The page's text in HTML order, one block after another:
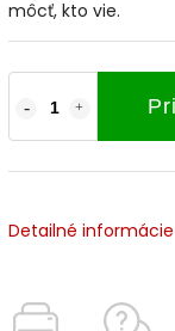
môcť, kto vie.
Detailné informácie